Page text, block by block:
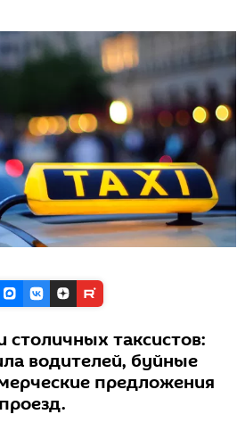
столичных таксистов:
водителей, буйные
предложения